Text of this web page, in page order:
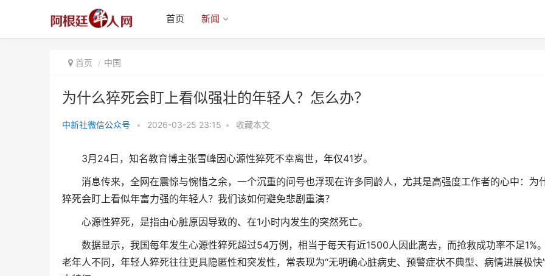
首页 新闻
首页 中国
为什么猝死会盯上看似强壮的年轻人？怎么办？
中新社微信公众号 • 2026-03-25 23:15 • 收藏本文
3月24日，知名教育博主张雪峰因心源性猝死不幸离世，年仅41岁。
消息传来，全网在震惊与惋惜之余，一个沉重的问号也浮现在许多同龄人，尤其是高强度工作者的心中：为
猝死会盯上看似年富力强的年轻人？我们该如何避免悲剧重演？
心源性猝死，是指由心脏原因导致的、在1小时内发生的突然死亡。
数据显示，我国每年发生心源性猝死超过54万例，相当于每天有近1500人因此离去，而抢救成功率不足1%
老年人不同，年轻人猝死往往更具隐匿性和突发性，常表现为“无明确心脏病史、预警症状不典型、病情进展极快
人？怎么办？